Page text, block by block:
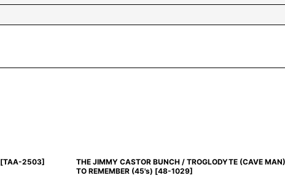
[TAA-2503]
THE JIMMY CASTOR BUNCH / TROGLODYTE (CAVE
TO REMEMBER (45's) [48-1029]